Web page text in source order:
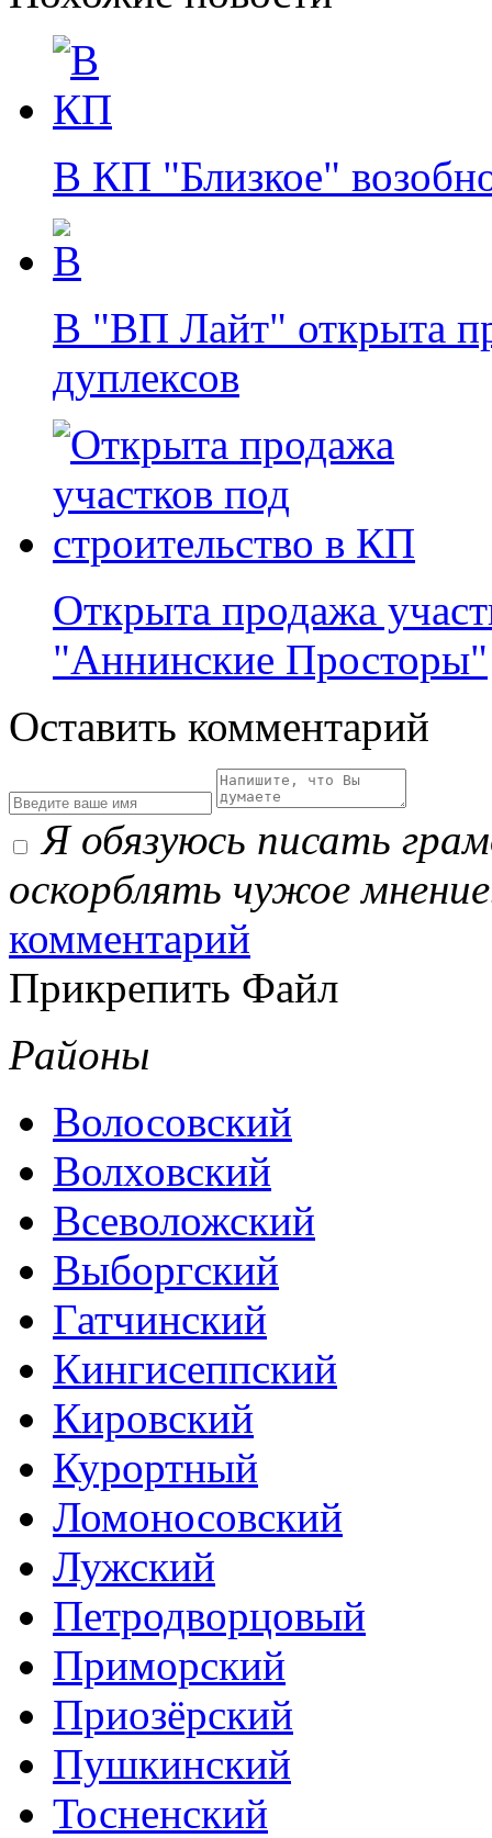
В КП "Близкое"
В "ВП Лайт" открыта
дуплексов
Открыта продажа
"Аннинские Просторы"
Оставить комментарий
Я обязуюсь писать
оскорблять чужое
комментарий
Прикрепить Файл
Районы
Волосовский
Волховский
Всеволожский
Выборгский
Гатчинский
Кингисеппский
Кировский
Курортный
Ломоносовский
Лужский
Петродворцовый
Приморский
Приозёрский
Пушкинский
Тосненский